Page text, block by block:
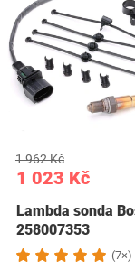
1 023 Kč
1 962 Kč
Lambda sonda
258007353
(7×)